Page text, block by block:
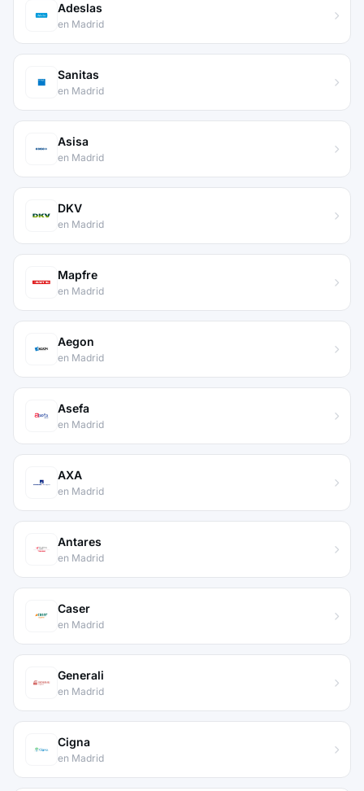
Adeslas
en Madrid
Sanitas
en Madrid
Asisa
en Madrid
DKV
en Madrid
Mapfre
en Madrid
Aegon
en Madrid
Asefa
en Madrid
AXA
en Madrid
Antares
en Madrid
Caser
en Madrid
Generali
en Madrid
Cigna
en Madrid